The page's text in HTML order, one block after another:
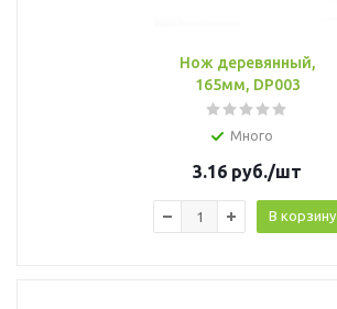
Нож деревянный,
165мм, DP003
Много
3.16 руб./шт
В корзину